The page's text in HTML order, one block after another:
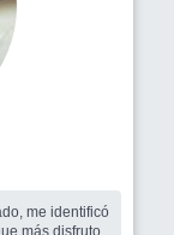
me identificó
más disfruto